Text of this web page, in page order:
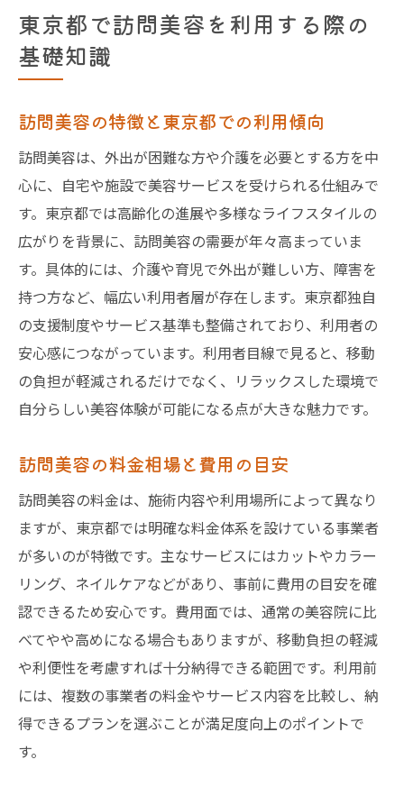
訪問美容サービスが選ばれる理由と今後
外出困難な方に届ける訪問美容サービスの魅力
高齢者や障害者が訪問美容を利用するメリ
ット
訪問美容師の技術とサービスの幅広さ
訪問美容 個人宅対応の柔軟なサービス例
訪問美容 東京での利用者体験談まとめ
在宅ケアと訪問美容の相乗効果を考える
訪問美容の利用条件や東京都の最新制度を解説
訪問美容の利用対象者と東京都の基準
訪問美容を利用できる条件を詳しく解説
東京都の訪問美容支援制度の特徴と利用法
出張美容 届出の必要性と利用時の注意点
訪問美容の利用率と制度の現状分析
申請時に知っておきたい訪問美容の注意点
訪問美容申請に必要な手続きの流れ
訪問美容 個人宅利用時の注意事項
訪問美容 東京で気をつけたいポイント
出張美容 法律面で知っておくべき内容
申請時に役立つ訪問美容のよくある質問
トラブルを防ぐための訪問美容申請時対策
信頼できる訪問美容を選ぶためのポイント
東京都で訪問美容を利用する際の
基礎知識
訪問美容の特徴と東京都での利用傾向
訪問美容は、外出が困難な方や介護を必要とする方を中
心に、自宅や施設で美容サービスを受けられる仕組みで
す。東京都では高齢化の進展や多様なライフスタイルの
広がりを背景に、訪問美容の需要が年々高まっていま
す。具体的には、介護や育児で外出が難しい方、障害を
持つ方など、幅広い利用者層が存在します。東京都独自
の支援制度やサービス基準も整備されており、利用者の
安心感につながっています。利用者目線で見ると、移動
の負担が軽減されるだけでなく、リラックスした環境で
自分らしい美容体験が可能になる点が大きな魅力です。
訪問美容の料金相場と費用の目安
訪問美容の料金は、施術内容や利用場所によって異なり
ますが、東京都では明確な料金体系を設けている事業者
が多いのが特徴です。主なサービスにはカットやカラー
リング、ネイルケアなどがあり、事前に費用の目安を確
認できるため安心です。費用面では、通常の美容院に比
べてやや高めになる場合もありますが、移動負担の軽減
や利便性を考慮すれば十分納得できる範囲です。利用前
には、複数の事業者の料金やサービス内容を比較し、納
得できるプランを選ぶことが満足度向上のポイントで
す。